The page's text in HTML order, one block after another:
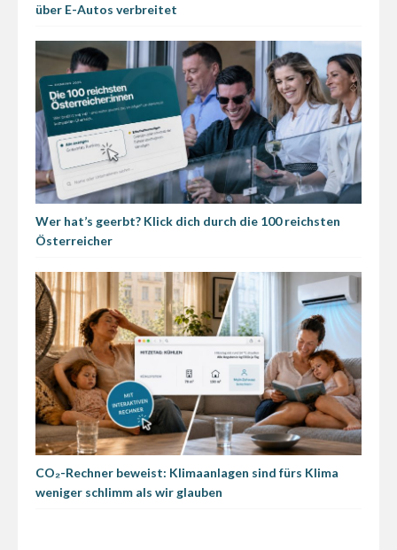
über E-Autos verbreitet
Wer hat’s geerbt? Klick dich durch die 100 reichsten
Österreicher
CO₂-Rechner beweist: Klimaanlagen sind fürs Klima
weniger schlimm als wir glauben